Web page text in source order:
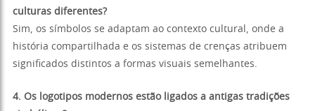
culturas diferentes?
Sim, os símbolos se adaptam ao contexto cultural, onde a
história compartilhada e os sistemas de crenças atribuem
significados distintos a formas visuais semelhantes.
4. Os logotipos modernos estão ligados a antigas tradições